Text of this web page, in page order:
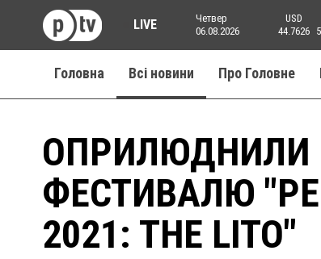
LIVE
Четвер
06.08.2026
USD
44.7626
Головна Всі новини Про Головне
ОПРИЛЮДНИЛИ
ФЕСТИВАЛЮ
2021: THE LITO"